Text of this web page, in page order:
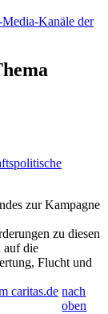
Kanäle der
zur Kampagne
zu diesen
auf die
Flucht und
caritas.de nach
oben